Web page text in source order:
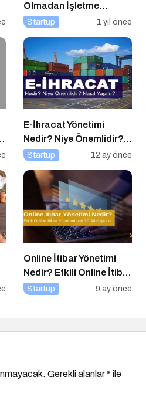
Olmadan İşletme
Yönetimi Olmaz
Startup 1 yıl önce
E-İhracat Yönetimi
Nedir? Niye Önemlidir?
Nasıl Yapılır?
Startup 12 ay önce
Online İtibar Yönetimi
Nedir? Etkili Online İtibar
Yönetimi İçin 10 Altın
Startup 9 ay önce
Gerekli alanlar* ile